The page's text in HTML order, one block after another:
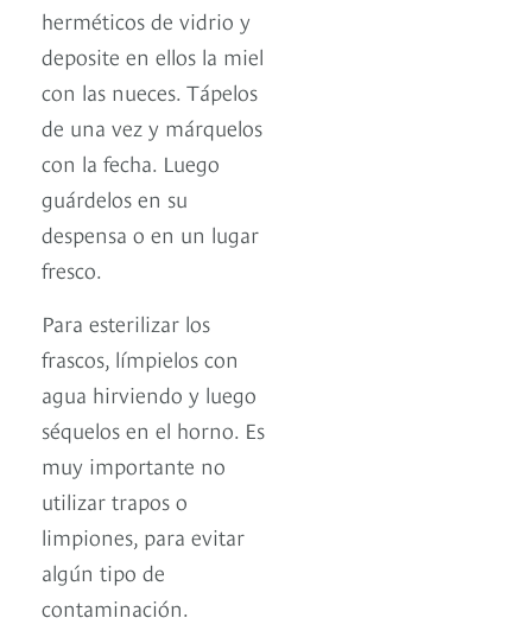
herméticos de vidrio y
deposite en ellos la miel
con las nueces. Tápelos
de una vez y márquelos
con la fecha. Luego
guárdelos en su
despensa o en un lugar
fresco.
Para esterilizar los
frascos, límpielos con
agua hirviendo y luego
séquelos en el horno. Es
muy importante no
utilizar trapos o
limpiones, para evitar
algún tipo de
contaminación.